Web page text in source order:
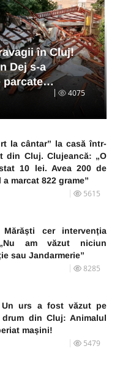
în Cluj!
Dej s-a
parcate…
4075
la cântar” la casă într-
din Cluj. Clujeancă: „O
10 lei. Avea 200 de
marcat 822 grame”
5615
cer intervenția
am văzut niciun
sau Jandarmerie”
8285
Un urs a fost văzut pe
drum din Cluj: Animalul
mașini!
5479